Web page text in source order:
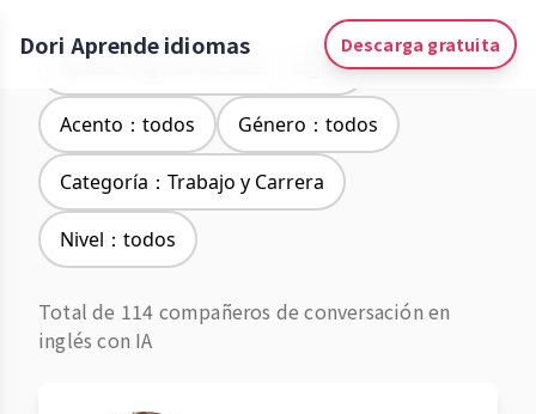
Dori Aprende idiomas Descarga gratuita
Aprendizaje de idiomas：Inglés
Acento：todos Género：todos
Categoría：Trabajo y Carrera
Nivel：todos
Total de 114 compañeros de conversación en
inglés con IA